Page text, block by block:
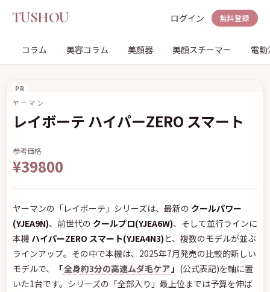
TUSHOU ログイン 無料登録
コラム 美容コラム 美顔器 美顔スチーマー 電
PR
ヤーマン
レイボーテ ハイパーZERO スマート
参考価格
¥39800
ヤーマンの「レイボーテ」シリーズは、最新の クールパワー
(YJEA9N)、前世代の クールプロ(YJEA6W)、そして並行ラインに
本機 ハイパーZERO スマート(YJEA4N3)と、複数のモデルが並ぶ
ラインアップ。その中で本機は、2025年7月発売の比較的新しい
モデルで、
「全身約3分の高速ムダ毛ケア」 (公式表記)を軸に置
いた1台です。シリーズの「全部入り」最上位までは予算を伸ば